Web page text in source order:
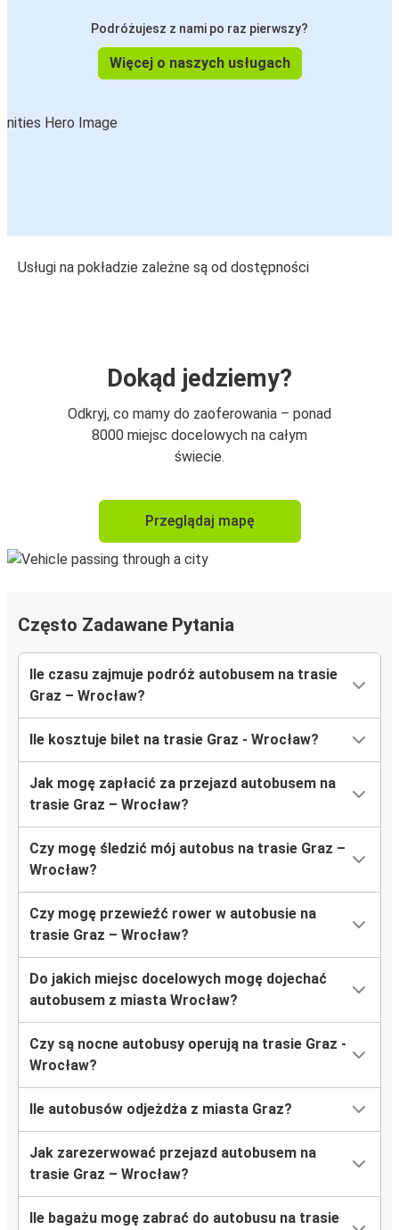
Podróżujesz z nami po raz pierwszy?
Więcej o naszych usługach
Usługi na pokładzie zależne są od dostępności
Dokąd jedziemy?
Odkryj, co mamy do zaoferowania – ponad
8000 miejsc docelowych na całym
świecie.
Przeglądaj mapę
Często Zadawane Pytania
Ile czasu zajmuje podróż autobusem na trasie
Graz – Wrocław?
Ile kosztuje bilet na trasie Graz - Wrocław?
Jak mogę zapłacić za przejazd autobusem na
trasie Graz – Wrocław?
Czy mogę śledzić mój autobus na trasie Graz –
Wrocław?
Czy mogę przewieźć rower w autobusie na
trasie Graz – Wrocław?
Do jakich miejsc docelowych mogę dojechać
autobusem z miasta Wrocław?
Czy są nocne autobusy operują na trasie Graz -
Wrocław?
Ile autobusów odjeżdża z miasta Graz?
Jak zarezerwować przejazd autobusem na
trasie Graz – Wrocław?
Ile bagażu mogę zabrać do autobusu na trasie